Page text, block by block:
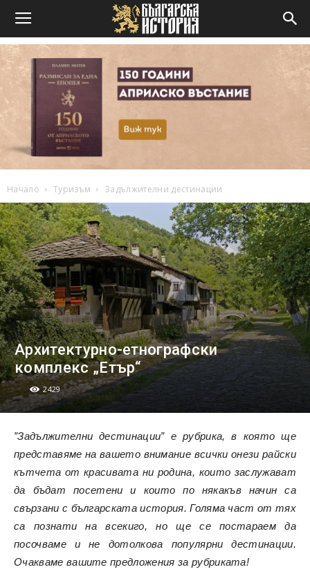
Начало Туризъм Задължителни дестинации
Архитектурно-етнографски
комплекс „Етър“
2429
”Задължителни дестинации” е рубрика, в която ще
представяме на вашето внимание всички онези райски
кътчета от красивата ни родина, които заслужават
да бъдат посетени и които по някакъв начин са
свързани с българската история. Голяма част от тях
са познати на всекиго, но ще се постараем да
посочваме и не дотолкова популярни дестинации.
Очакваме вашите предложения за рубриката!